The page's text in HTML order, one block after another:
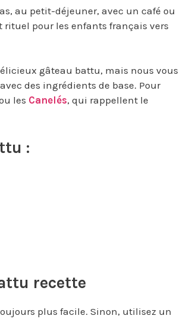
au petit-déjeuner, avec un café ou
rituel pour les enfants français vers
gâteau battu, mais nous vous
des ingrédients de base. Pour
les Canelés, qui rappellent le
:
recette
plus facile. Sinon, utilisez un